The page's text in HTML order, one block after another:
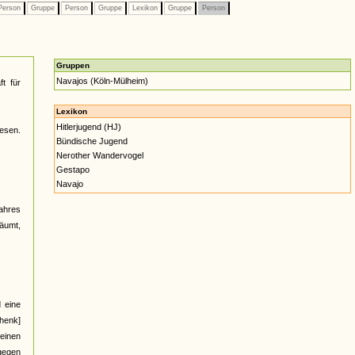
Gruppe Person Gruppe Lexikon Gruppe Person
für
eine
Gruppen
Navajos (Köln-Mülheim)
Lexikon
Hitlerjugend (HJ)
Bündische Jugend
Nerother Wandervogel
Gestapo
Navajo